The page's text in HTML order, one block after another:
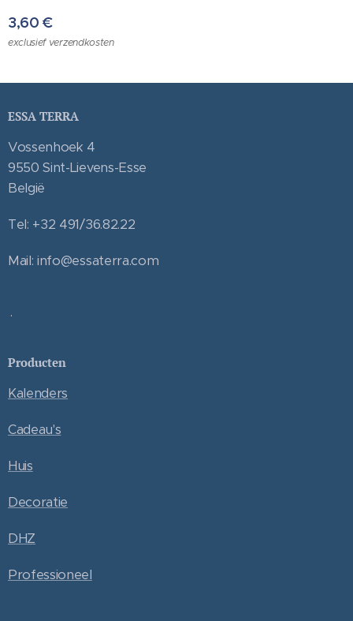
3,60 €
exclusief verzendkosten
ESSA TERRA
Vossenhoek 4
9550 Sint-Lievens-Esse
België
Tel: +32 491/36.82.22
Mail: info@essaterra.com
.
Producten
Kalenders
Cadeau's
Huis
Decoratie
DHZ
Professioneel